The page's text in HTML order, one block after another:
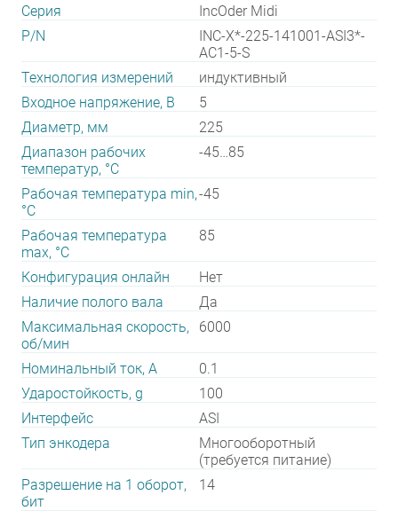
Серия
IncOder Midi
P/N
INC-X*-225-141001-ASI3*-
AC1-5-S
Технология измерений
индуктивный
Входное напряжение, В
5
Диаметр, мм
225
Диапазон рабочих
температур, °С
-45…85
Рабочая температура min,
°С
-45
Рабочая температура
max, °С
85
Конфигурация онлайн
Нет
Наличие полого вала
Да
Максимальная скорость,
об/мин
6000
Номинальный ток, А
0.1
Ударостойкость, g
100
Интерфейс
ASI
Тип энкодера
Многооборотный
(требуется питание)
Разрешение на 1 оборот,
бит
14